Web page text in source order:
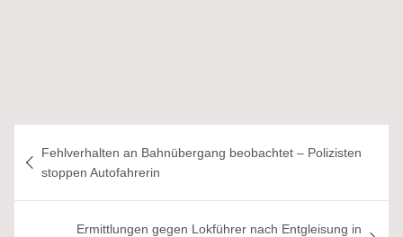
Fehlverhalten an Bahnübergang beobachtet – Polizisten
stoppen Autofahrerin
Ermittlungen gegen Lokführer nach Entgleisung in